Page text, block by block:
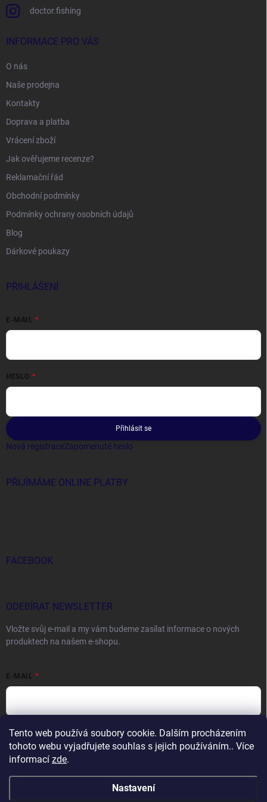
Tento web používá soubory cookie. Dalším procházením
tohoto webu vyjadřujete souhlas s jejich používáním.. Více
informací zde.
Nastavení
doctor.fishing
INFORMACE PRO VÁS
O nás
Naše prodejna
Kontakty
Doprava a platba
Vrácení zboží
Jak ověřujeme recenze?
Reklamační řád
Obchodní podmínky
Podmínky ochrany osobních údajů
Blog
Dárkové poukazy
PŘIHLÁŠENÍ
E-MAIL
HESLO
Přihlásit se
Nová registraceZapomenuté heslo
PŘIJÍMÁME ONLINE PLATBY
FACEBOOK
ODEBÍRAT NEWSLETTER
Vložte svůj e-mail a my vám budeme zasílat informace o nových
produktech na našem e-shopu.
E-MAIL
Vložením e-mailu souhlasíte spodmínkami ochrany osobních údajů
Přihlásit se